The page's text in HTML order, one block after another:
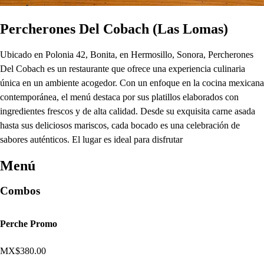
Percherones Del Cobach (Las Lomas)
Ubicado en Polonia 42, Bonita, en Hermosillo, Sonora, Percherones
Del Cobach es un restaurante que ofrece una experiencia culinaria
única en un ambiente acogedor. Con un enfoque en la cocina mexicana
contemporánea, el menú destaca por sus platillos elaborados con
ingredientes frescos y de alta calidad. Desde su exquisita carne asada
hasta sus deliciosos mariscos, cada bocado es una celebración de
sabores auténticos. El lugar es ideal para disfrutar
Menú
Combos
Perche Promo
MX$380.00